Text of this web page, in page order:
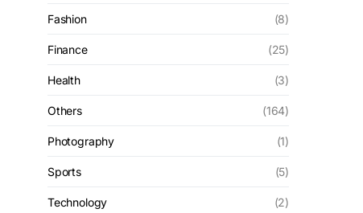
Fashion (8)
Finance (25)
Health (3)
Others (164)
Photography (1)
Sports (5)
Technology (2)